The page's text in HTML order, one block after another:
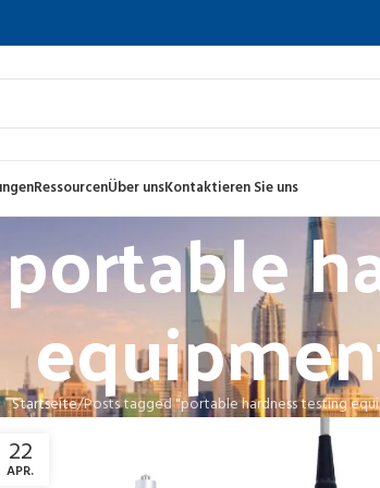
RessourcenÜber unsKontaktieren Sie uns
Startseite Posts tagged "portable hardness testing
22
APR.